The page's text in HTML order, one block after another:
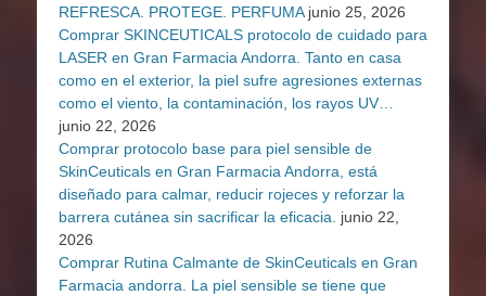
REFRESCA. PROTEGE. PERFUMA junio 25, 2026
Comprar SKINCEUTICALS protocolo de cuidado para
LASER en Gran Farmacia Andorra. Tanto en casa
como en el exterior, la piel sufre agresiones externas
como el viento, la contaminación, los rayos UV…
junio 22, 2026
Comprar protocolo base para piel sensible de
SkinCeuticals en Gran Farmacia Andorra, está
diseñado para calmar, reducir rojeces y reforzar la
barrera cutánea sin sacrificar la eficacia.
junio 22,
2026
Comprar Rutina Calmante de SkinCeuticals en Gran
Farmacia andorra. La piel sensible se tiene que